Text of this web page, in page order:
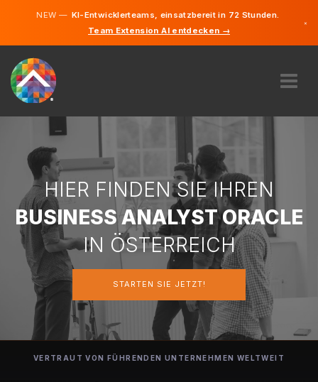
NEW —KI-Entwicklerteams, einsatzbereit in 72 Stunden.
Team Extension AI entdecken →
×
WIE FUNKTIONIERT ES?
KARRIERE
FINDEN
ÖSTERREICH
STARTEN SIE JETZT
HIER FINDEN SIE IHREN
BUSINESS ANALYST ORACLE
IN ÖSTERREICH
STARTEN SIE JETZT!
VERTRAUT VON FÜHRENDEN UNTERNEHMEN WELTWEIT